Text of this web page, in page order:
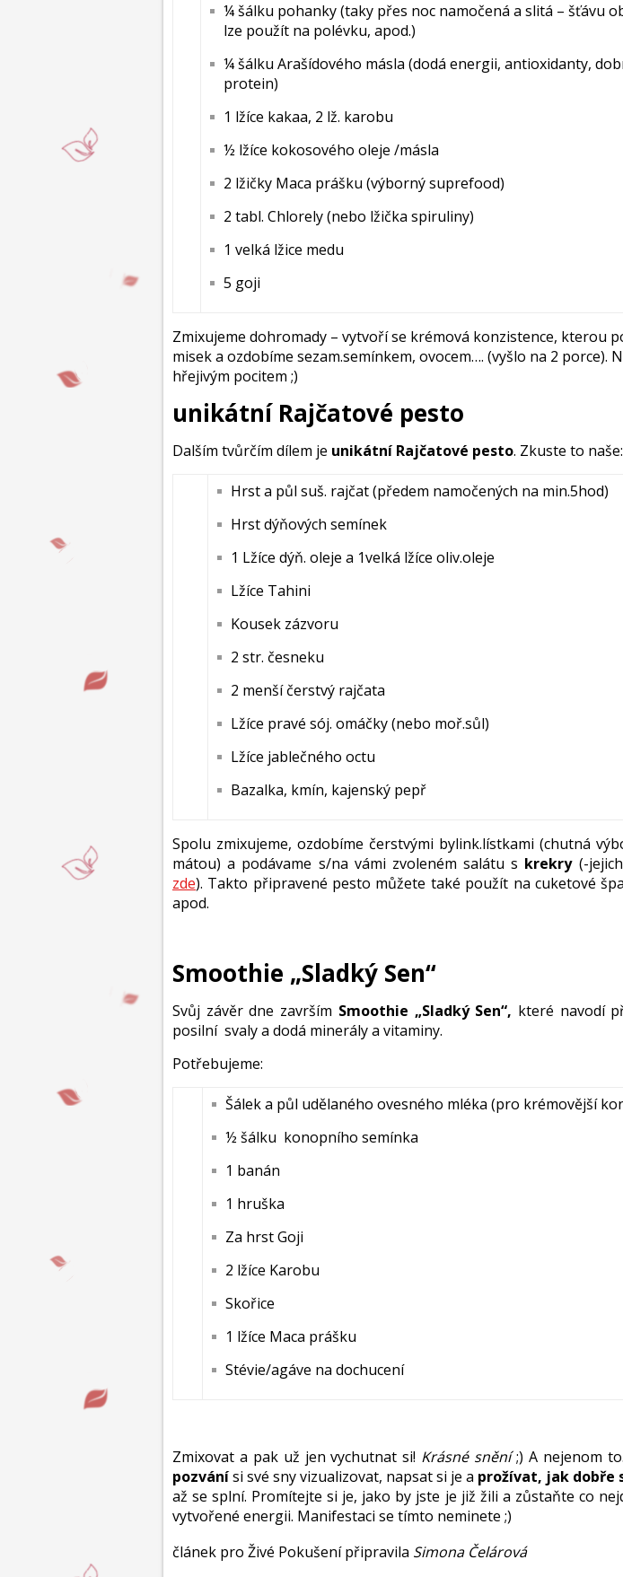
¼ šálku pohanky (taky přes noc namočená a slitá – šťávu
lze použít na polévku, apod.)
¼ šálku Arašídového másla (dodá energii, antioxidanty,
protein)
1 lžíce kakaa, 2 lž. karobu
½ lžíce kokosového oleje /másla
2 lžičky Maca prášku (výborný suprefood)
2 tabl. Chlorely (nebo lžička spiruliny)
1 velká lžice medu
5 goji
Zmixujeme dohromady – vytvoří se krémová konzistence, kterou
misek a ozdobíme sezam.semínkem, ovocem…. (vyšlo na 2 porce).
hřejivým pocitem ;)
unikátní Rajčatové pesto
Dalším tvůrčím dílem je unikátní Rajčatové pesto. Zkuste to naše:
Hrst a půl suš. rajčat (předem namočených na min.5hod)
Hrst dýňových semínek
1 Lžíce dýň. oleje a 1velká lžíce oliv.oleje
Lžíce Tahini
Kousek zázvoru
2 str. česneku
2 menší čerstvý rajčata
Lžíce pravé sój. omáčky (nebo moř.sůl)
Lžíce jablečného octu
Bazalka, kmín, kajenský pepř
Spolu zmixujeme, ozdobíme čerstvými bylink.lístkami (chutná
mátou) a podávame s/na vámi zvoleném salátu s krekry(-
zde). Takto připravené pesto můžete také použít na cuketové
apod.
Smoothie „Sladký Sen“
Svůj závěr dne završím Smoothie „Sladký Sen“, které navodí
posilní svaly a dodá minerály a vitaminy.
Potřebujeme:
Šálek a půl udělaného ovesného mléka (pro krémovější
½ šálku konopního semínka
1 banán
1 hruška
Za hrst Goji
2 lžíce Karobu
Skořice
1 lžíce Maca prášku
Stévie/agáve na dochucení
Zmixovat a pak už jen vychutnat si! Krásné snění;) A nejenom
pozvánísi své sny vizualizovat, napsat si je a prožívat, jak dobře
až se splní. Promítejte si je, jako by jste je již žili a zůstaňte co
vytvořené energii. Manifestaci se tímto neminete ;)
článek pro Živé Pokušení připravila Simona Čelárová